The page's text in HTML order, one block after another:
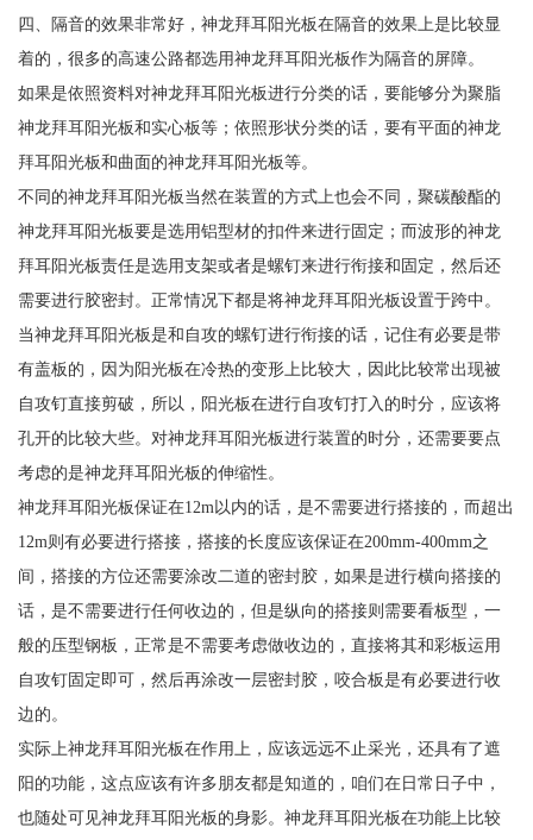
四、隔音的效果非常好，神龙拜耳阳光板在隔音的效果上是比较显
着的，很多的高速公路都选用神龙拜耳阳光板作为隔音的屏障。
如果是依照资料对神龙拜耳阳光板进行分类的话，要能够分为聚脂
神龙拜耳阳光板和实心板等；依照形状分类的话，要有平面的神龙
拜耳阳光板和曲面的神龙拜耳阳光板等。
不同的神龙拜耳阳光板当然在装置的方式上也会不同，聚碳酸酯的
神龙拜耳阳光板要是选用铝型材的扣件来进行固定；而波形的神龙
拜耳阳光板责任是选用支架或者是螺钉来进行衔接和固定，然后还
需要进行胶密封。正常情况下都是将神龙拜耳阳光板设置于跨中。
当神龙拜耳阳光板是和自攻的螺钉进行衔接的话，记住有必要是带
有盖板的，因为阳光板在冷热的变形上比较大，因此比较常出现被
自攻钉直接剪破，所以，阳光板在进行自攻钉打入的时分，应该将
孔开的比较大些。对神龙拜耳阳光板进行装置的时分，还需要要点
考虑的是神龙拜耳阳光板的伸缩性。
神龙拜耳阳光板保证在12m以内的话，是不需要进行搭接的，而超出
12m则有必要进行搭接，搭接的长度应该保证在200mm-400mm之
间，搭接的方位还需要涂改二道的密封胶，如果是进行横向搭接的
话，是不需要进行任何收边的，但是纵向的搭接则需要看板型，一
般的压型钢板，正常是不需要考虑做收边的，直接将其和彩板运用
自攻钉固定即可，然后再涂改一层密封胶，咬合板是有必要进行收
边的。
实际上神龙拜耳阳光板在作用上，应该远远不止采光，还具有了遮
阳的功能，这点应该有许多朋友都是知道的，咱们在日常日子中，
也随处可见神龙拜耳阳光板的身影。神龙拜耳阳光板在功能上比较